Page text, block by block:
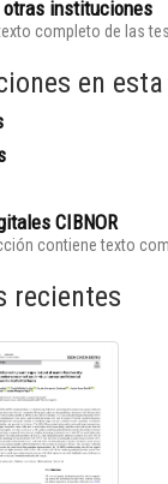
otras instituciones
completo de las
en
CIBNOR
contiene texto
recientes